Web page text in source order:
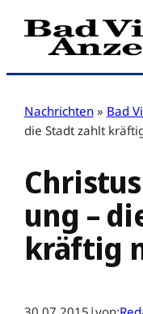
Zum
Inhalt
Nachrichten » Bad
die Stadt zahlt
ung –
kräftig